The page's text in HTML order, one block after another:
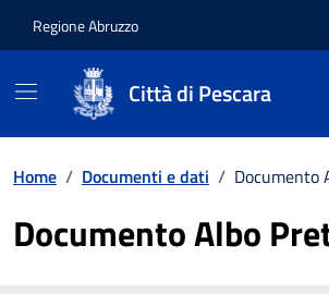
Regione Abruzzo
Città di Pescara
Home / Documenti e dati / Documento
Documento Albo